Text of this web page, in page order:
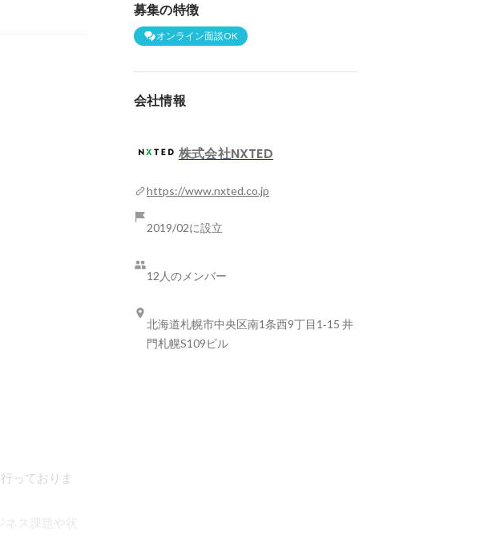
っておりま
ネス課題や状
募集の特徴
オンライン面談OK
会社情報
株式会社NXTED
https://www.nxted.co.jp
2019/02に設立
12人のメンバー
北海道札幌市中央区南1条西9丁目1‐15 井
門札幌S109ビル